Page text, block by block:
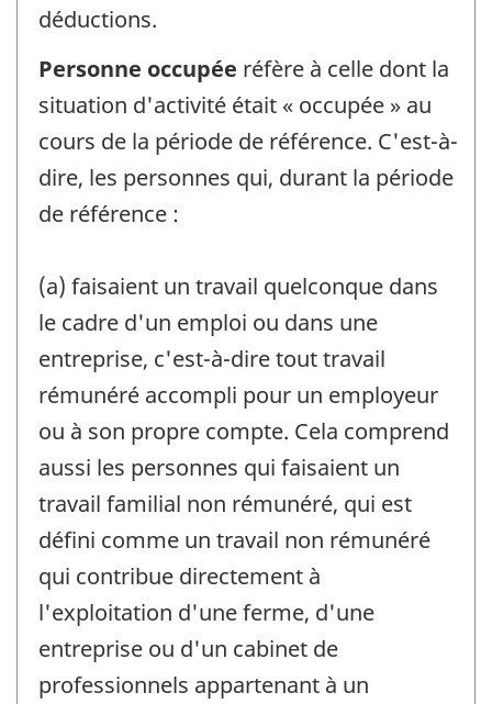
déductions.
Personne occupée réfère à celle dont la
situation d'activité était « occupée » au
cours de la période de référence. C'est-à-
dire, les personnes qui, durant la période
de référence :
(a) faisaient un travail quelconque dans
le cadre d'un emploi ou dans une
entreprise, c'est-à-dire tout travail
rémunéré accompli pour un employeur
ou à son propre compte. Cela comprend
aussi les personnes qui faisaient un
travail familial non rémunéré, qui est
défini comme un travail non rémunéré
qui contribue directement à
l'exploitation d'une ferme, d'une
entreprise ou d'un cabinet de
professionnels appartenant à un